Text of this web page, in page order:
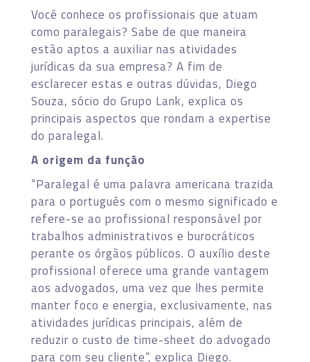
Você conhece os profissionais que atuam
como paralegais? Sabe de que maneira
estão aptos a auxiliar nas atividades
jurídicas da sua empresa? A fim de
esclarecer estas e outras dúvidas, Diego
Souza, sócio do Grupo Lank, explica os
principais aspectos que rondam a expertise
do paralegal.
A origem da função
“Paralegal é uma palavra americana trazida
para o português com o mesmo significado e
refere-se ao profissional responsável por
trabalhos administrativos e burocráticos
perante os órgãos públicos. O auxílio deste
profissional oferece uma grande vantagem
aos advogados, uma vez que lhes permite
manter foco e energia, exclusivamente, nas
atividades jurídicas principais, além de
reduzir o custo de time-sheet do advogado
para com seu cliente”, explica Diego.